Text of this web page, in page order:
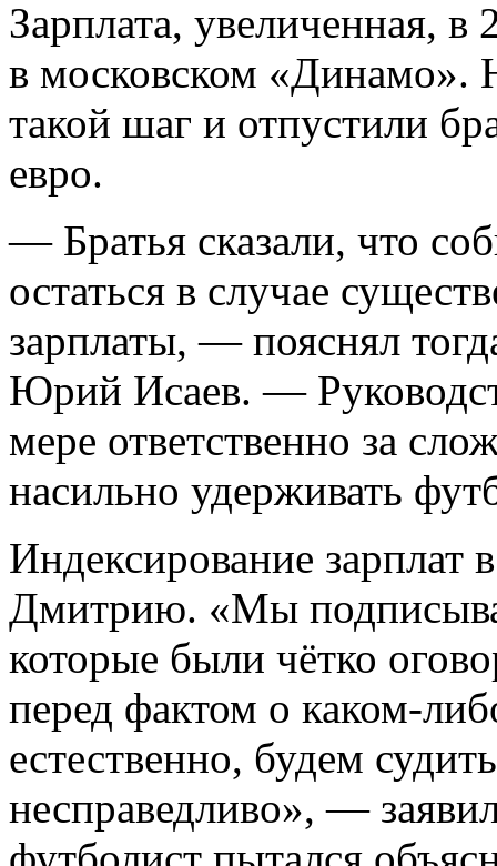
Зарплата, увеличенная, в
в московском «Динамо».
такой шаг и отпустили
евро.
— Братья сказали, что
остаться в случае
зарплаты, — пояснял
Юрий Исаев. —
мере ответственно за
насильно удерживать
Индексирование
Дмитрию. «Мы
которые были чётко
перед фактом о каком-
естественно, будем
несправедливо», —